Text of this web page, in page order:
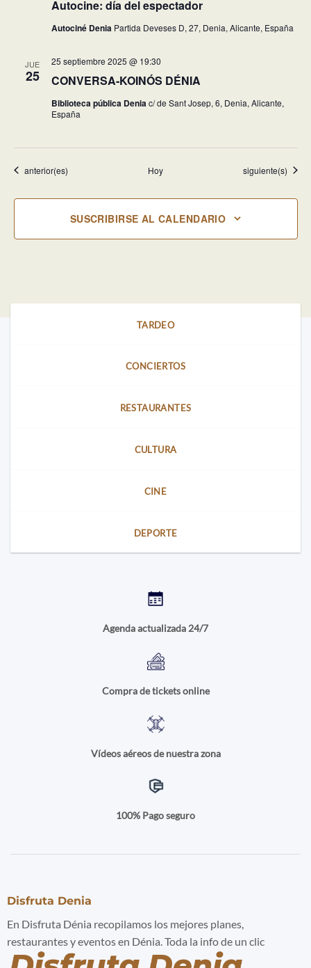
Autocine: día del espectador
Autociné Denia Partida Deveses D, 27, Denia, Alicante, España
JUE
25 CONVERSA-KOINÓS DÉNIA
25 septiembre 2025 @ 19:30
Biblioteca pública Deniac/ de Sant Josep, 6, Denia, Alicante,
España
Eventos
anterior(es) Hoy Eventos
siguiente(s)
SUSCRIBIRSE AL CALENDARIO
TARDEO
CONCIERTOS
RESTAURANTES
CULTURA
CINE
DEPORTE
Agenda actualizada 24/7
Compra de tickets online
Vídeos aéreos de nuestra zona
100% Pago seguro
Disfruta Denia
En Disfruta Dénia recopilamos los mejores planes,
restaurantes y eventos en Dénia. Toda la info de un clic